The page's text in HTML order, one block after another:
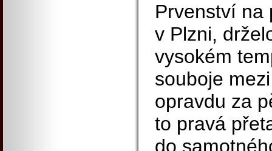
Prvenství na
v Plzni,
vysokém
souboje
opravdu za
to pravá
do